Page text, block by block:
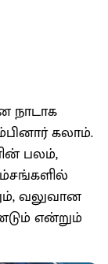
நாடாக
கலாம்.
பலம்,
வலுவான
என்றும்